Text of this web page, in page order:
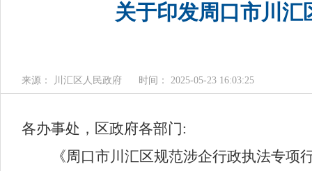
关于印发周口市川
来源： 川汇区人民政府 时间： 2025-05-23 16:03:25
各办事处 ， 区政府各部门:
《周口市川汇区规范涉企行政执法专项